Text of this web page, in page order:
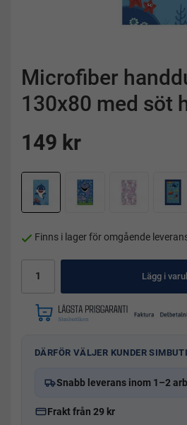
Microfiber
130x80 med söt
149 kr
Finns i lager för omgående
Lägg i
DÄRFÖR VÄLJER KUNDER
Snabb leverans inom 1–2
Frakt från 29 kr